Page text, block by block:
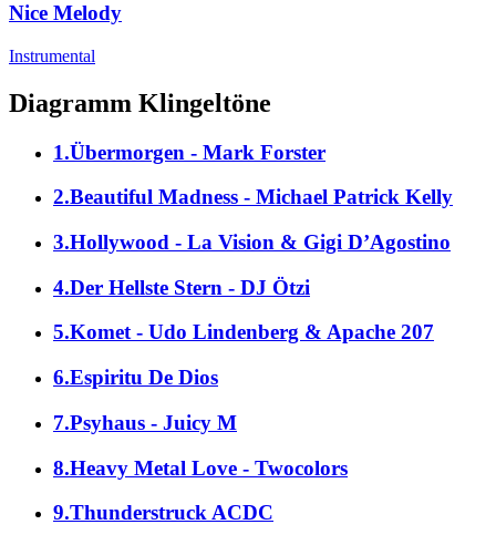
Nice Melody
Instrumental
Diagramm Klingeltöne
1.Übermorgen - Mark Forster
2.Beautiful Madness - Michael Patrick Kelly
3.Hollywood - La Vision & Gigi D’Agostino
4.Der Hellste Stern - DJ Ötzi
5.Komet - Udo Lindenberg & Apache 207
6.Espiritu De Dios
7.Psyhaus - Juicy M
8.Heavy Metal Love - Twocolors
9.Thunderstruck ACDC